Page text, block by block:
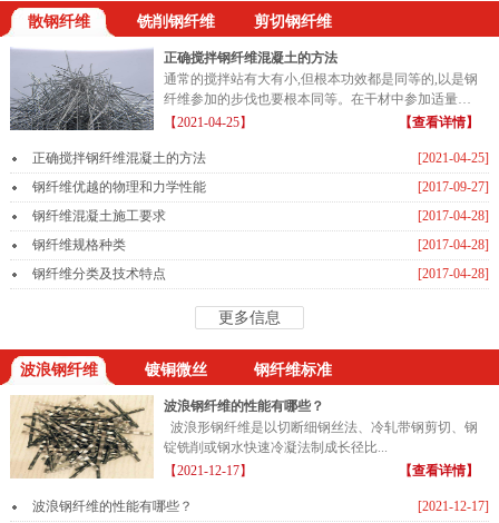
散钢纤维 铣削钢纤维 剪切钢纤维
正确搅拌钢纤维混凝土的方法
通常的搅拌站有大有小,但根本功效都是同等的,以是钢
纤维参加的步伐也要根本同等。在干材中参加适量的
钢纤维...
【2021-04-25】 【查看详情】
[2021-04-25]
正确搅拌钢纤维混凝土的方法
[2017-09-27]
钢纤维优越的物理和力学性能
[2017-04-28]
钢纤维混凝土施工要求
[2017-04-28]
钢纤维规格种类
[2017-04-28]
钢纤维分类及技术特点
更多信息
波浪钢纤维 镀铜微丝 钢纤维标准
波浪钢纤维的性能有哪些？
波浪形钢纤维是以切断细钢丝法、冷轧带钢剪切、钢
锭铣削或钢水快速冷凝法制成长径比...
【2021-12-17】
【查看详情】
[2021-12-17]
波浪钢纤维的性能有哪些？